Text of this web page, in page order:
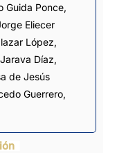
Guida Ponce,
Eliecer
López,
Díaz,
de Jesús
Guerrero,